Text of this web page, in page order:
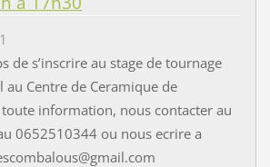
de s’inscrire au stage de tournage
au Centre de Ceramique de
information, nous contacter au
0652510344 ou nous ecrire a